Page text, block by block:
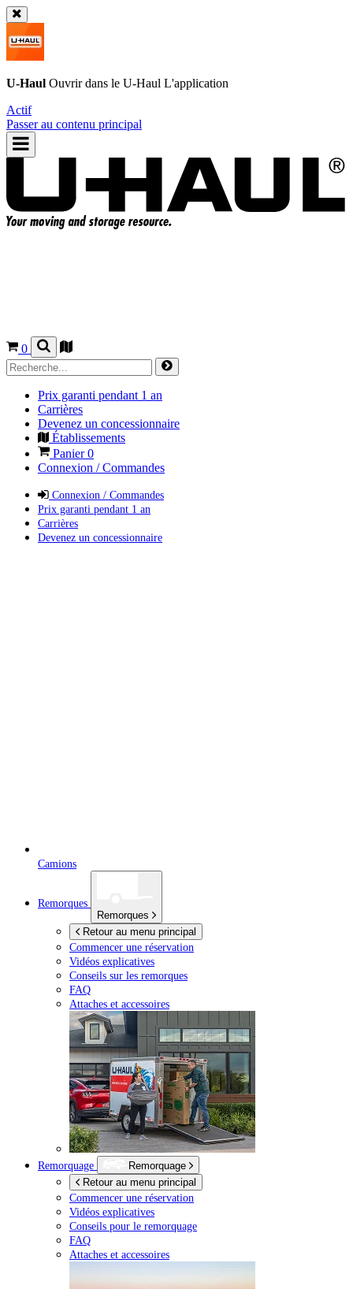
U-Haul Ouvrir dans le U-Haul L'application
Actif
Passer au contenu principal
0
Prix garanti pendant 1 an
Carrières
Devenez un concessionnaire
Établissements
Panier0
Connexion / Commandes
Connexion / Commandes
Prix garanti pendant 1 an
Carrières
Devenez un concessionnaire
Camions
Remorques
Remorques
Retour au menu principal
Commencer une réservation
Vidéos explicatives
Conseils sur les remorques
FAQ
Attaches et accessoires
Remorquage
Remorquage
Retour au menu principal
Commencer une réservation
Vidéos explicatives
Conseils pour le remorquage
FAQ
Attaches et accessoires